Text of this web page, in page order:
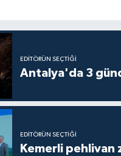
EDITÖRÜN SEÇTIĞI
Antalya'da 3
EDITÖRÜN SEÇTIĞI
Kemerli pehlivan